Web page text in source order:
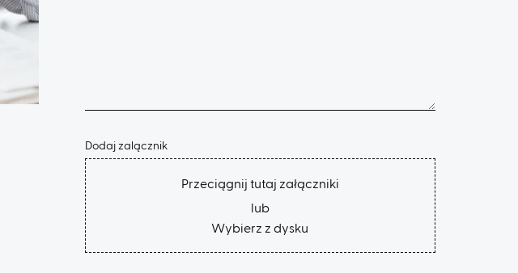
Dodaj zalącznik
Przeciągnij tutaj załączniki
lub
Wybierz z dysku